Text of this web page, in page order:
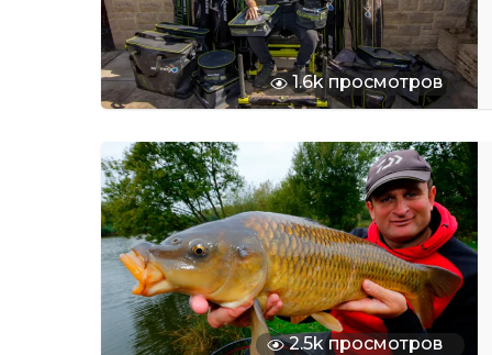
1.6k просмотров
2.5k просмотров